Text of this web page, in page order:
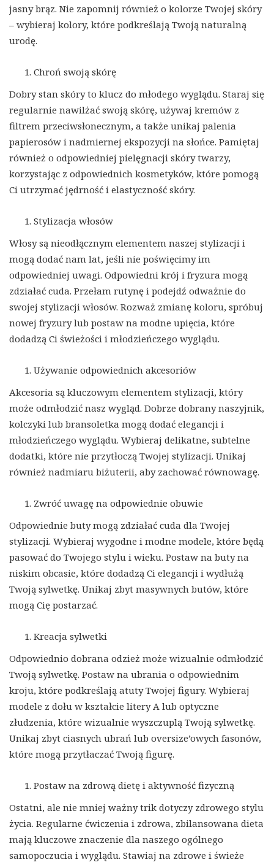
jasny brąz. Nie zapomnij również o kolorze Twojej skóry
– wybieraj kolory, które podkreślają Twoją naturalną
urodę.
Chroń swoją skórę
Dobry stan skóry to klucz do młodego wyglądu. Staraj się
regularnie nawilżać swoją skórę, używaj kremów z
filtrem przeciwsłonecznym, a także unikaj palenia
papierosów i nadmiernej ekspozycji na słońce. Pamiętaj
również o odpowiedniej pielęgnacji skóry twarzy,
korzystając z odpowiednich kosmetyków, które pomogą
Ci utrzymać jędrność i elastyczność skóry.
Stylizacja włosów
Włosy są nieodłącznym elementem naszej stylizacji i
mogą dodać nam lat, jeśli nie poświęcimy im
odpowiedniej uwagi. Odpowiedni krój i fryzura mogą
zdziałać cuda. Przełam rutynę i podejdź odważnie do
swojej stylizacji włosów. Rozważ zmianę koloru, spróbuj
nowej fryzury lub postaw na modne upięcia, które
dodadzą Ci świeżości i młodzieńczego wyglądu.
Używanie odpowiednich akcesoriów
Akcesoria są kluczowym elementem stylizacji, który
może odmłodzić nasz wygląd. Dobrze dobrany naszyjnik,
kolczyki lub bransoletka mogą dodać elegancji i
młodzieńczego wyglądu. Wybieraj delikatne, subtelne
dodatki, które nie przytłoczą Twojej stylizacji. Unikaj
również nadmiaru biżuterii, aby zachować równowagę.
Zwróć uwagę na odpowiednie obuwie
Odpowiednie buty mogą zdziałać cuda dla Twojej
stylizacji. Wybieraj wygodne i modne modele, które będą
pasować do Twojego stylu i wieku. Postaw na buty na
niskim obcasie, które dodadzą Ci elegancji i wydłużą
Twoją sylwetkę. Unikaj zbyt masywnych butów, które
mogą Cię postarzać.
Kreacja sylwetki
Odpowiednio dobrana odzież może wizualnie odmłodzić
Twoją sylwetkę. Postaw na ubrania o odpowiednim
kroju, które podkreślają atuty Twojej figury. Wybieraj
modele z dołu w kształcie litery A lub optyczne
złudzenia, które wizualnie wyszczuplą Twoją sylwetkę.
Unikaj zbyt ciasnych ubrań lub oversize’owych fasonów,
które mogą przytłaczać Twoją figurę.
Postaw na zdrową dietę i aktywność fizyczną
Ostatni, ale nie mniej ważny trik dotyczy zdrowego stylu
życia. Regularne ćwiczenia i zdrowa, zbilansowana dieta
mają kluczowe znaczenie dla naszego ogólnego
samopoczucia i wyglądu. Stawiaj na zdrowe i świeże